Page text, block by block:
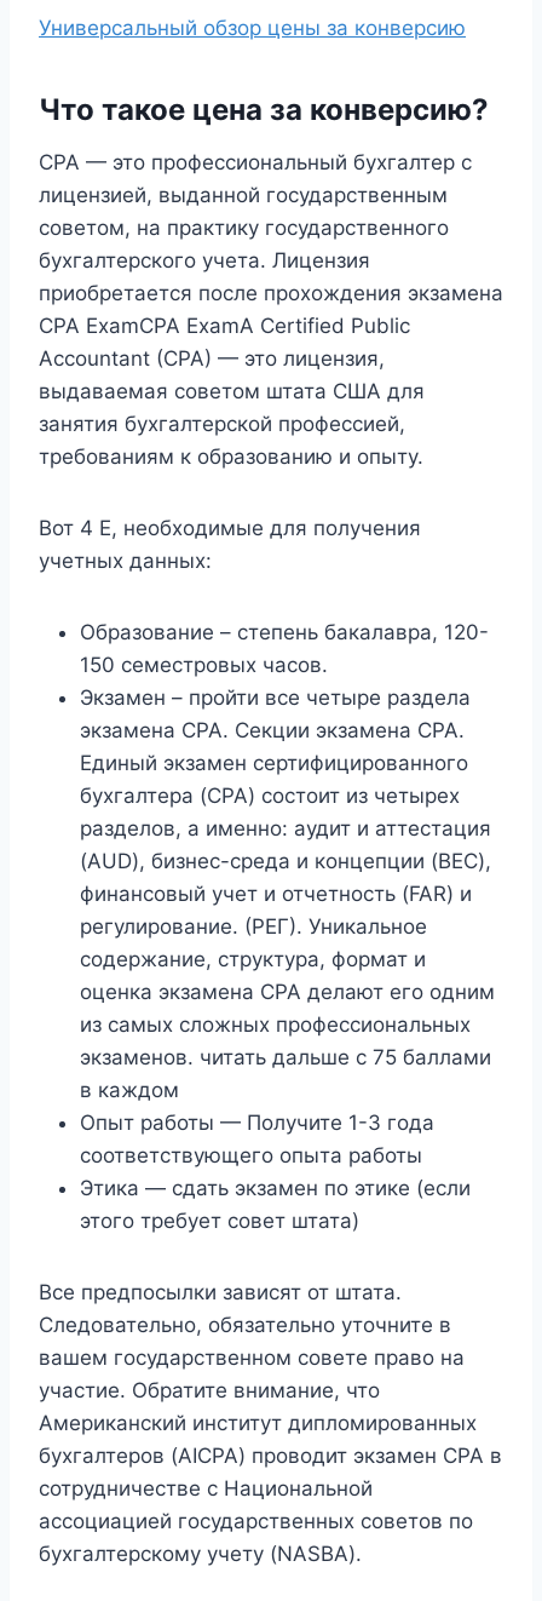
Универсальный обзор цены за конверсию
Что такое цена за конверсию?
CPA — это профессиональный бухгалтер с
лицензией, выданной государственным
советом, на практику государственного
бухгалтерского учета. Лицензия
приобретается после прохождения экзамена
CPA ExamCPA ExamA Certified Public
Accountant (CPA) — это лицензия,
выдаваемая советом штата США для
занятия бухгалтерской профессией,
требованиям к образованию и опыту.
Вот 4 E, необходимые для получения
учетных данных:
Образование – степень бакалавра, 120-
150 семестровых часов.
Экзамен – пройти все четыре раздела
экзамена CPA. Секции экзамена CPA.
Единый экзамен сертифицированного
бухгалтера (CPA) состоит из четырех
разделов, а именно: аудит и аттестация
(AUD), бизнес-среда и концепции (BEC),
финансовый учет и отчетность (FAR) и
регулирование. (РЕГ). Уникальное
содержание, структура, формат и
оценка экзамена CPA делают его одним
из самых сложных профессиональных
экзаменов. читать дальше с 75 баллами
в каждом
Опыт работы — Получите 1-3 года
соответствующего опыта работы
Этика — сдать экзамен по этике (если
этого требует совет штата)
Все предпосылки зависят от штата.
Следовательно, обязательно уточните в
вашем государственном совете право на
участие. Обратите внимание, что
Американский институт дипломированных
бухгалтеров (AICPA) проводит экзамен CPA в
сотрудничестве с Национальной
ассоциацией государственных советов по
бухгалтерскому учету (NASBA).